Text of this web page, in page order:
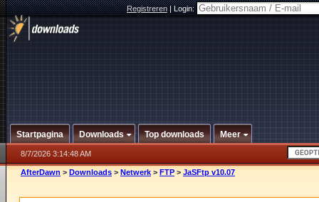
Registreren|Login:
Startpagina Downloads Top downloads Meer
8/7/2026 3:14:48 AM
AfterDawn > Downloads > Netwerk > FTP > JaSFtp v10.07